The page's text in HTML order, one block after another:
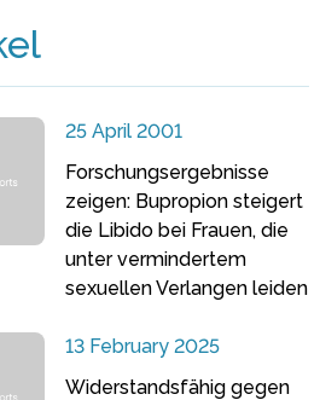
25 April 2001
Forschungsergebnisse
zeigen: Bupropion steigert
die Libido bei Frauen, die
unter vermindertem
sexuellen Verlangen leiden
13 February 2025
Widerstandsfähig gegen